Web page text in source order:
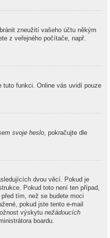
zneužití vašeho účtu někým
z veřejného počítače, např.
tuto funkci. Online vás uvidí pouze
svoje heslo , pokračujte dle
dvou věcí. Pokud je
Pokud toto není ten případ,
tím, než se budete moci
pokud jste tento e-mail
výskytu nežádoucích
boardu.